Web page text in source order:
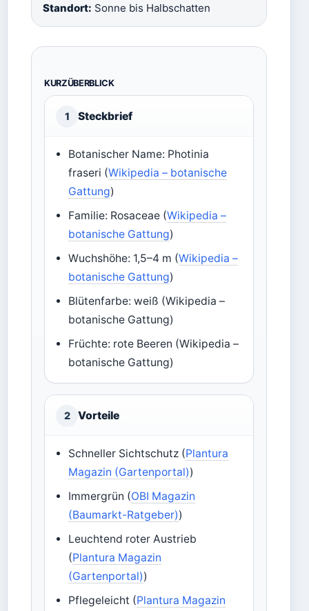
Standort: Sonne bis Halbschatten
KURZÜBERBLICK
1 Steckbrief
Botanischer Name: Photinia
fraseri (Wikipedia – botanische
Gattung)
Familie: Rosaceae (Wikipedia –
botanische Gattung)
Wuchshöhe: 1,5–4 m (Wikipedia –
botanische Gattung)
Blütenfarbe: weiß (Wikipedia –
botanische Gattung)
Früchte: rote Beeren (Wikipedia –
botanische Gattung)
2 Vorteile
Schneller Sichtschutz (Plantura
Magazin (Gartenportal))
Immergrün (OBI Magazin
(Baumarkt-Ratgeber))
Leuchtend roter Austrieb
(Plantura Magazin
(Gartenportal))
Pflegeleicht (Plantura Magazin